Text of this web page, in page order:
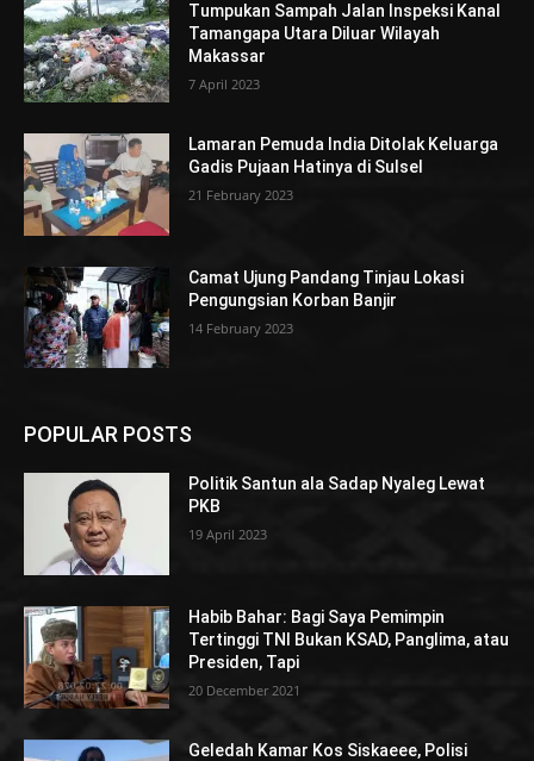
Tumpukan Sampah Jalan Inspeksi Kanal
Tamangapa Utara Diluar Wilayah
Makassar
7 April 2023
Lamaran Pemuda India Ditolak Keluarga
Gadis Pujaan Hatinya di Sulsel
21 February 2023
Camat Ujung Pandang Tinjau Lokasi
Pengungsian Korban Banjir
14 February 2023
POPULAR POSTS
Politik Santun ala Sadap Nyaleg Lewat
PKB
19 April 2023
Habib Bahar: Bagi Saya Pemimpin
Tertinggi TNI Bukan KSAD, Panglima, atau
Presiden, Tapi
20 December 2021
Geledah Kamar Kos Siskaeee, Polisi